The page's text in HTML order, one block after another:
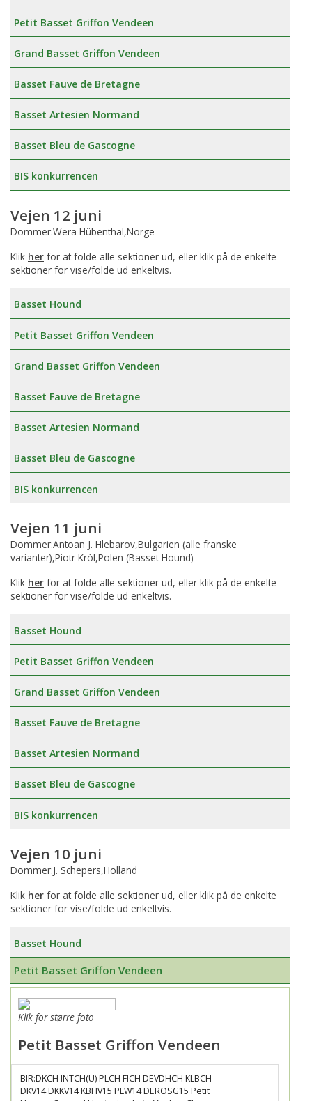
Petit Basset Griffon Vendeen
Grand Basset Griffon Vendeen
Basset Fauve de Bretagne
Basset Artesien Normand
Basset Bleu de Gascogne
BIS konkurrencen
Vejen 12 juni
Dommer:Wera Hübenthal,Norge
Klik her for at folde alle sektioner ud, eller klik på de enkelte
sektioner for vise/folde ud enkeltvis.
Basset Hound
Petit Basset Griffon Vendeen
Grand Basset Griffon Vendeen
Basset Fauve de Bretagne
Basset Artesien Normand
Basset Bleu de Gascogne
BIS konkurrencen
Vejen 11 juni
Dommer:Antoan J. Hlebarov,Bulgarien (alle franske
varianter),Piotr Kròl,Polen (Basset Hound)
Klik her for at folde alle sektioner ud, eller klik på de enkelte
sektioner for vise/folde ud enkeltvis.
Basset Hound
Petit Basset Griffon Vendeen
Grand Basset Griffon Vendeen
Basset Fauve de Bretagne
Basset Artesien Normand
Basset Bleu de Gascogne
BIS konkurrencen
Vejen 10 juni
Dommer:J. Schepers,Holland
Klik her for at folde alle sektioner ud, eller klik på de enkelte
sektioner for vise/folde ud enkeltvis.
Basset Hound
Petit Basset Griffon Vendeen
Klik for større foto
Petit Basset Griffon Vendeen
BIR:DKCH INTCH(U) PLCH FICH DEVDHCH KLBCH
DKV14 DKKV14 KBHV15 PLW14 DEROSG15 Petit